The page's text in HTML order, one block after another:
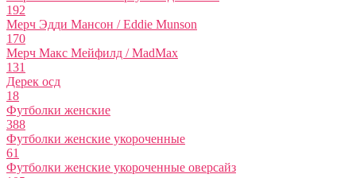
192
Мерч Эдди Мансон / Eddie Munson
170
Мерч Макс Мейфилд / MadMax
131
Дерек осд
18
Футболки женские
388
Футболки женские укороченные
61
Футболки женские укороченные оверсайз